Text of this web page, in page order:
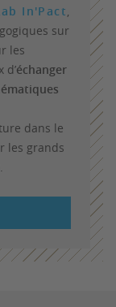
In'Pact,
sur
les
d’échanger
dans le
les grands